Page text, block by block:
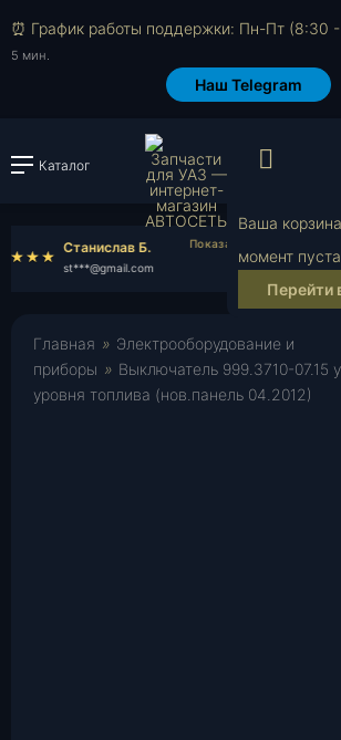
⏰ График работы поддержки: Пн-Пт (8:30
5 мин.
Наш Telegram
Каталог Войти или
Ваша
момент
Перейти
Станислав Б.
st***@gmail.com
Главная » Электрооборудование и
приборы » Выключатель 999.3710-07.15
уровня топлива (нов.панель 04.2012)